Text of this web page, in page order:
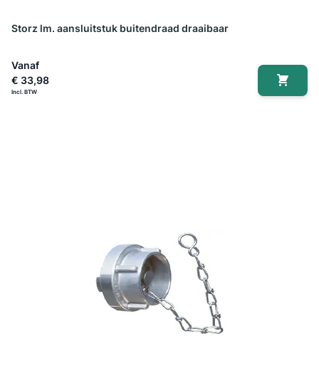
Storz lm. aansluitstuk buitendraad draaibaar
Vanaf
€ 33,98